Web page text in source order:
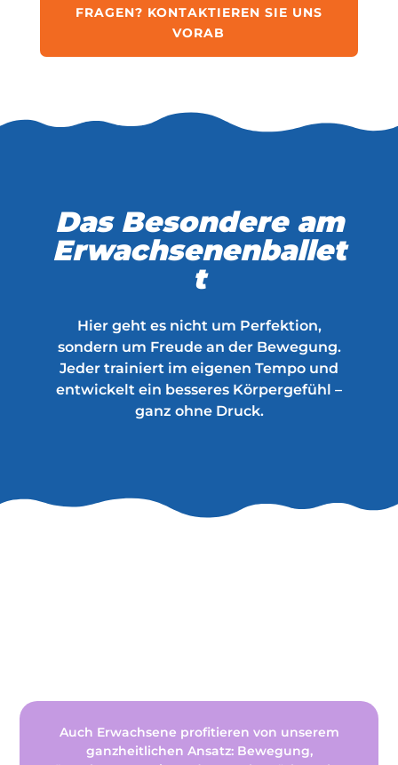
FRAGEN? KONTAKTIEREN SIE UNS
VORAB
Das Besondere am
Erwachsenenballet
t
Hier geht es nicht um Perfektion,
sondern um Freude an der Bewegung.
Jeder trainiert im eigenen Tempo und
entwickelt ein besseres Körpergefühl –
ganz ohne Druck.
Auch Erwachsene profitieren von unserem
ganzheitlichen Ansatz: Bewegung,